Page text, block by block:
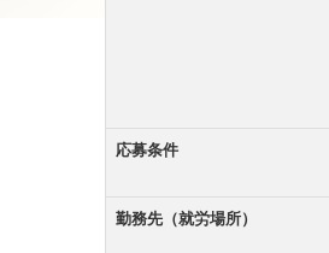
応募条件
勤務先（就労場所）